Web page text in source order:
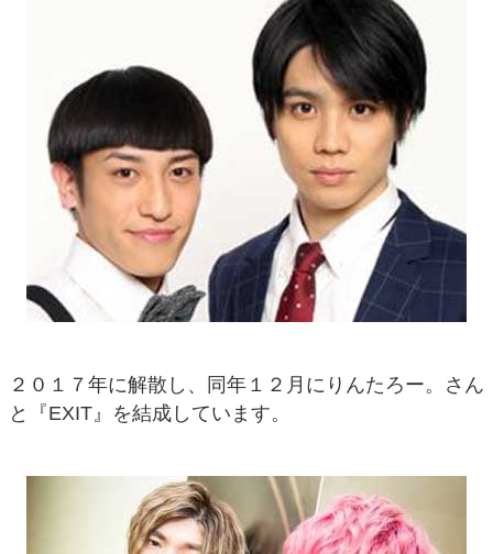
２０１７年に解散し、同年１２月にりんたろー。さん
と『EXIT』を結成しています。